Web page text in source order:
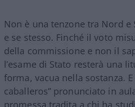
Non è una tenzone tra Nord e
e se stesso. Finché il voto
della commissione e non il
l’esame di Stato resterà una
forma, vacua nella sostanza.
caballeros” pronunciato in